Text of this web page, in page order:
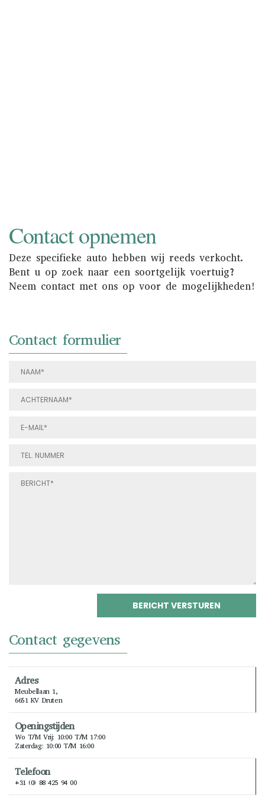
Contact opnemen
Deze specifieke auto hebben wij reeds verkocht.
Bent u op zoek naar een soortgelijk voertuig?
Neem contact met ons op voor de mogelijkheden!
Contact formulier
Contact gegevens
Adres
Meubellaan 1,
6651 KV Druten
Openingstijden
Wo T/m Vrij: 10:00 T/m 17:00
Zaterdag: 10:00 T/m 16:00
Telefoon
+31 (0) 88 425 94 00